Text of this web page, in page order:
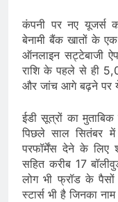
कंपनी पर नए यूजर्स
बेनामी बैंक खातों के
ऑनलाइन सट्टेबाजी
राशि के पहले से ही
और जांच आगे बढ़ने पर
ईडी सूत्रों का
पिछले साल सितंबर
परफॉर्मेंस देने के लिए
सहित करीब 17
लोग भी फ्रॉड के
स्टार्स भी है जिनका